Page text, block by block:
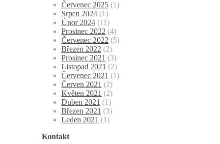
Červenec 2025 (1)
Srpen 2024 (1)
Únor 2024 (11)
Prosinec 2022 (4)
Červenec 2022 (5)
Březen 2022 (2)
Prosinec 2021 (3)
Listopad 2021 (2)
Červenec 2021 (1)
Červen 2021 (2)
Květen 2021 (2)
Duben 2021 (1)
Březen 2021 (3)
Leden 2021 (1)
Kontakt